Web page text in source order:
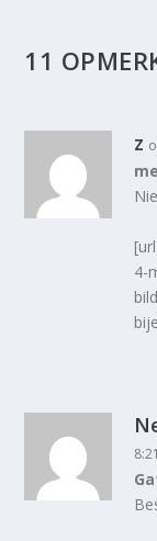
11
z
4-